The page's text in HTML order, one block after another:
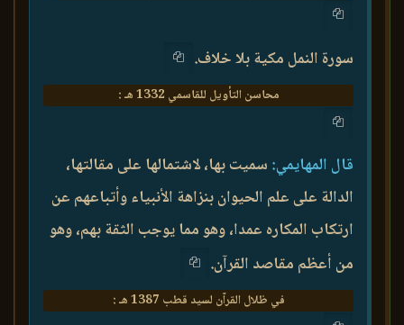
سورة النمل مكية بلا خلاف.
محاسن التأويل للقاسمي 1332 هـ :
قال المهايمي: سميت بها، لاشتمالها على مقالتها،
الدالة على علم الحيوان بنزاهة الأنبياء وأتباعهم عن
ارتكاب المكاره عمدا، وهو مما يوجب الثقة بهم، وهو
من أعظم مقاصد القرآن.
في ظلال القرآن لسيد قطب 1387 هـ :